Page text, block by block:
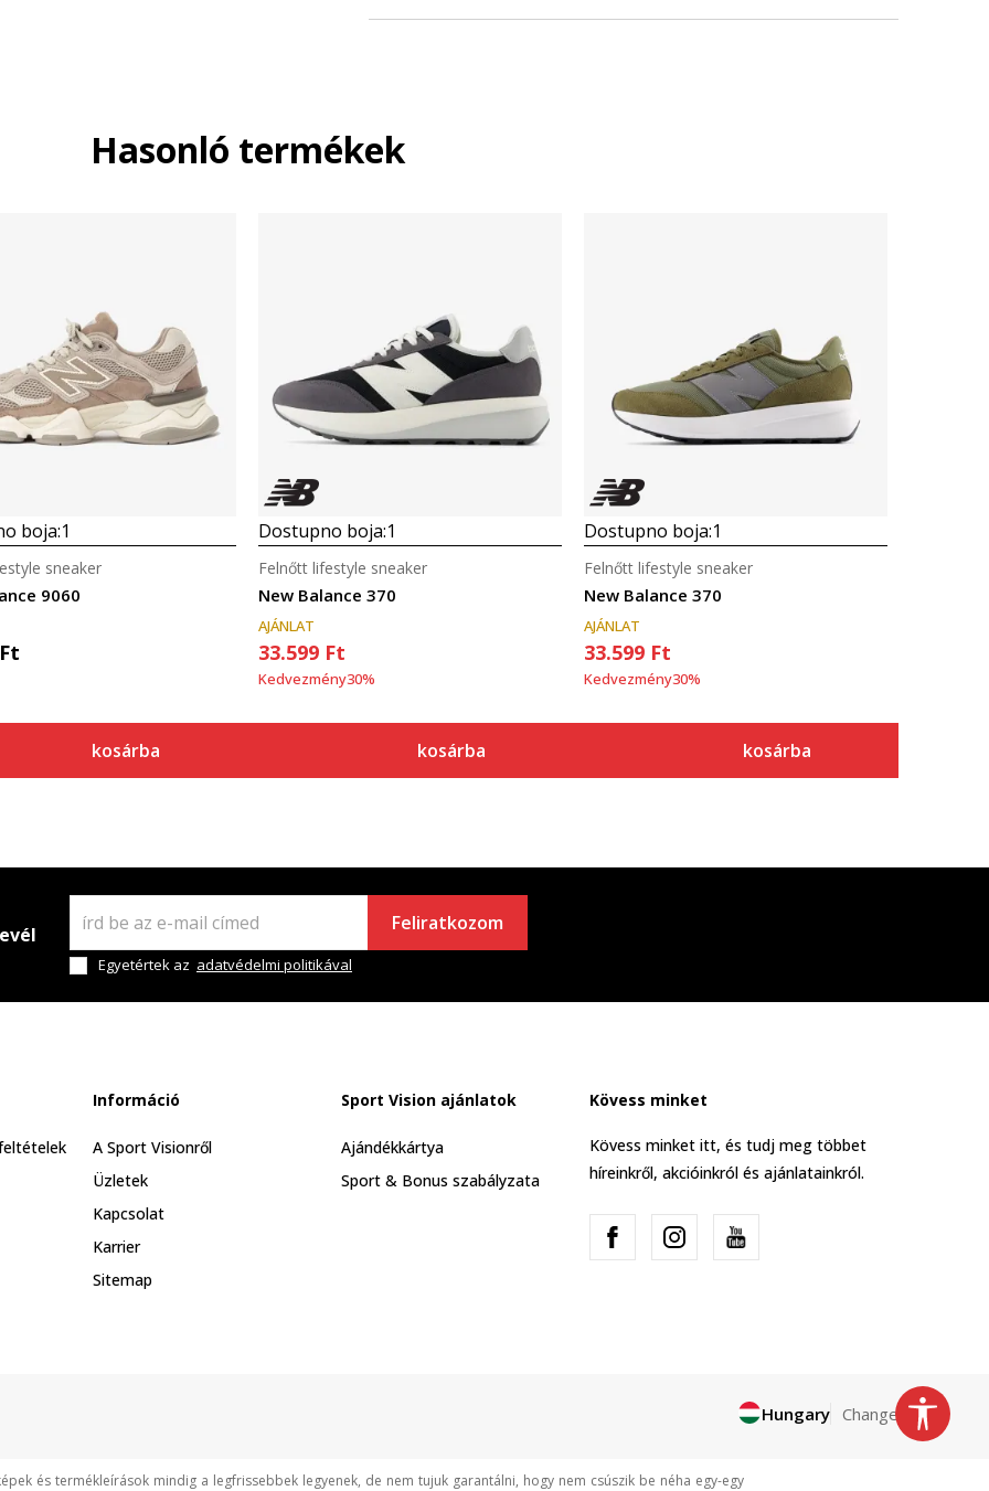
Hasonló termékek
boja:1
9060
sneaker
Ft
kosárba
Dostupno boja:1
New Balance 370
Felnőtt lifestyle sneaker
AJÁNLAT
33.599 Ft
Kedvezmény30%
kosárba
Dostupno boja:1
New Balance 370
Felnőtt lifestyle sneaker
AJÁNLAT
33.599 Ft
Kedvezmény30%
kosárba
Feliratkozom
Egyetértek az adatvédelmi politikával
Információ
A Sport Visionről
Üzletek
Kapcsolat
Karrier
Sitemap
Sport Vision ajánlatok
Ajándékkártya
Sport & Bonus szabályzata
Kövess minket
Kövess minket itt, és tudj meg többet
híreinkről, akcióinkról és ajánlatainkról.
Hungary Change
és termékleírások mindig a legfrissebbek legyenek, de nem tujuk garantálni, hogy nem csúszik be néha egy-egy